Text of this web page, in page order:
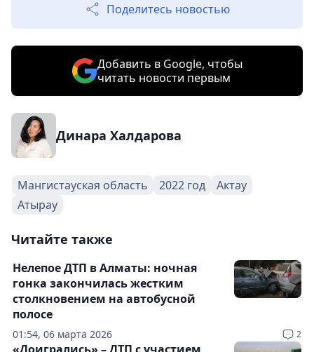
Поделитесь новостью
Добавить в Google, чтобы
читать новости первым
Динара Халдарова
Мангистауская область 2022 год
Актау
Атырау
Читайте также
01:54, 06 марта 2026 2
Нелепое ДТП в Алматы: ночная
гонка закончилась жестким
столкновением на автобусной
полосе